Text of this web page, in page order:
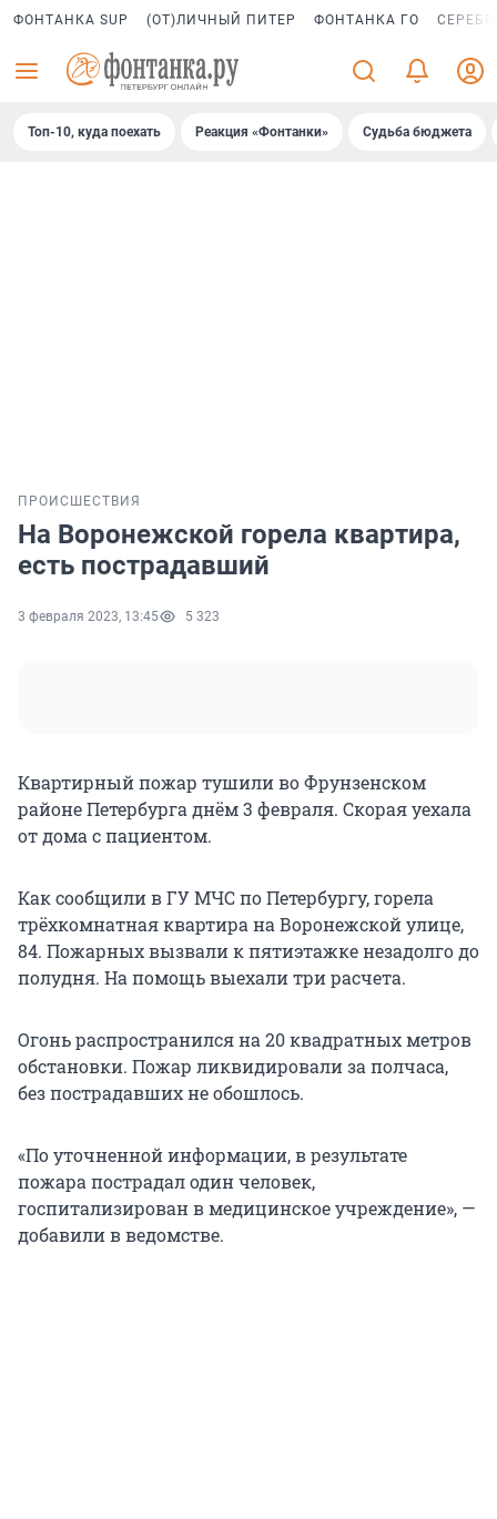
ФОНТАНКА SUP (ОТ)ЛИЧНЫЙ ПИТЕР ФОНТАНКА ГО
Топ-10, куда поехать Реакция «Фонтанки» Судьба бюджета
ПРОИСШЕСТВИЯ
На Воронежской горела квартира,
есть пострадавший
3 февраля 2023, 13:45 5 323
Квартирный пожар тушили во Фрунзенском
районе Петербурга днём 3 февраля. Скорая уехала
от дома с пациентом.
Как сообщили в ГУ МЧС по Петербургу, горела
трёхкомнатная квартира на Воронежской улице,
84. Пожарных вызвали к пятиэтажке незадолго до
полудня. На помощь выехали три расчета.
Огонь распространился на 20 квадратных метров
обстановки. Пожар ликвидировали за полчаса,
без пострадавших не обошлось.
«По уточненной информации, в результате
пожара пострадал один человек,
госпитализирован в медицинское учреждение», —
добавили в ведомстве.